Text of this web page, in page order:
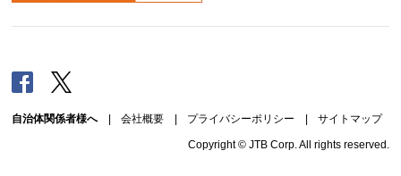
Facebook
自治体関係者様へ| 会社概要 プライバシーポリシー サイトマップ
Copyright © JTB Corp. All rights reserved.